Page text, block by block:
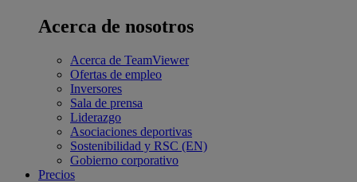
Acerca de nosotros
Acerca de TeamViewer
Ofertas de empleo
Inversores
Sala de prensa
Liderazgo
Asociaciones deportivas
Sostenibilidad y RSC (EN)
Gobierno corporativo
Precios